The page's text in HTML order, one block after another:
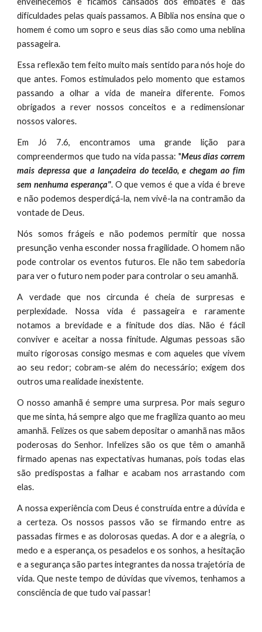
dificuldades pelas quais passamos. A Bíblia nos ensina que o
homem é como um sopro e seus dias são como uma neblina
passageira.
Essa reflexão tem feito muito mais sentido para nós hoje do
que antes. Fomos estimulados pelo momento que estamos
passando a olhar a vida de maneira diferente. Fomos
obrigados a rever nossos conceitos e a redimensionar
nossos valores.
Em Jó 7.6, encontramos uma grande lição para
compreendermos que tudo na vida passa: "Meus dias correm
mais depressa que a lançadeira do tecelão, e chegam ao fim
sem nenhuma esperança". O que vemos é que a vida é breve
e não podemos desperdiçá-la, nem vivê-la na contramão da
vontade de Deus.
Nós somos frágeis e não podemos permitir que nossa
presunção venha esconder nossa fragilidade. O homem não
pode controlar os eventos futuros. Ele não tem sabedoria
para ver o futuro nem poder para controlar o seu amanhã.
A verdade que nos circunda é cheia de surpresas e
perplexidade. Nossa vida é passageira e raramente
notamos a brevidade e a finitude dos dias. Não é fácil
conviver e aceitar a nossa finitude. Algumas pessoas são
muito rigorosas consigo mesmas e com aqueles que vivem
ao seu redor; cobram-se além do necessário; exigem dos
outros uma realidade inexistente.
O nosso amanhã é sempre uma surpresa. Por mais seguro
que me sinta, há sempre algo que me fragiliza quanto ao meu
amanhã. Felizes os que sabem depositar o amanhã nas mãos
poderosas do Senhor. Infelizes são os que têm o amanhã
firmado apenas nas expectativas humanas, pois todas elas
são predispostas a falhar e acabam nos arrastando com
elas.
A nossa experiência com Deus é construída entre a dúvida e
a certeza. Os nossos passos vão se firmando entre as
passadas firmes e as dolorosas quedas. A dor e a alegria, o
medo e a esperança, os pesadelos e os sonhos, a hesitação
e a segurança são partes integrantes da nossa trajetória de
vida. Que neste tempo de dúvidas que vivemos, tenhamos a
consciência de que tudo vai passar!